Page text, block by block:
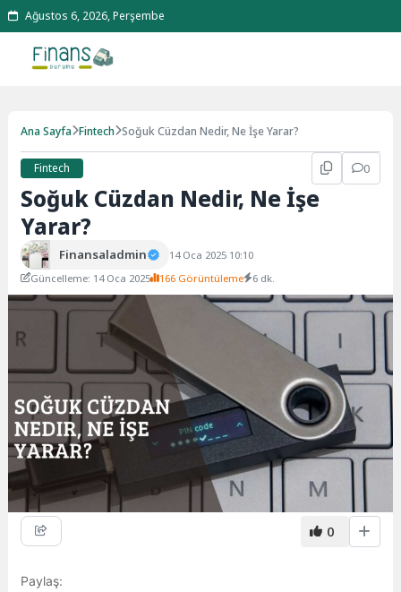
Ağustos 6, 2026, Perşembe
Ana Sayfa Fintech Soğuk Cüzdan Nedir, Ne İşe Yarar?
Fintech 0
Soğuk Cüzdan Nedir, Ne İşe
Yarar?
Finansaladmin
14 Oca 2025 10:10
Güncelleme: 14 Oca 2025
166 Görüntüleme 6 dk.
0
Paylaş: